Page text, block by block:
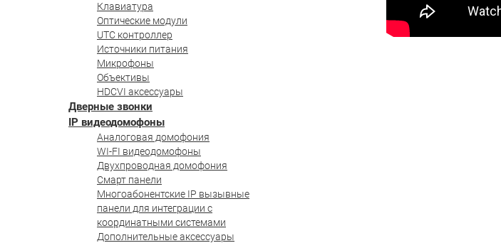
Клавиатура
Оптические модули
UTC контроллер
Источники питания
Микрофоны
Объективы
HDCVI аксессуары
Дверные звонки
IP видеодомофоны
Аналоговая домофония
WI-FI видеодомофоны
Двухпроводная домофония
Смарт панели
Многоабонентские IP вызывные
панели для интеграции с
координатными системами
Дополнительные аксессуары